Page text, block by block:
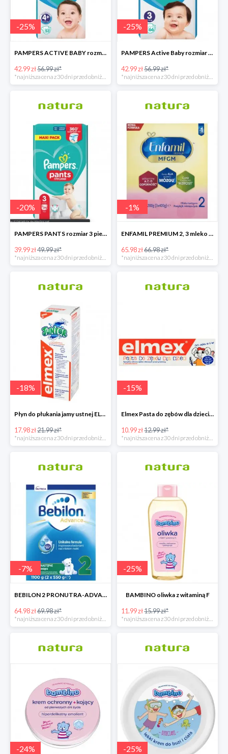
-25%
PAMPERS ACTIVE BABY rozmiar 4+, 53 pieluszki, 10-15kg
42.99 zł56.99 zł*
*najniższa cena z 30 dni przed obniżką
-25%
PAMPERS Active Baby rozmiar 3, 66 pieluszek, 6-10 KG
42.99 zł56.99 zł*
*najniższa cena z 30 dni przed obniżką
-20%
PAMPERS PANTS rozmiar 3 pieluchomajtki
39.99 zł49.99 zł*
-1%
ENFAMIL PREMIUM 2, 3 mleko następne powyżej 6. miesiąca życia 1200 G
65.98 zł66.98 zł*
-18%
Płyn do płukania jamy ustnej ELMEX JUNIOR
17.98 zł21.99 zł*
*najniższa cena z 30 dni przed obniżką
-15%
Elmex Pasta do zębów dla dzieci z aminofluorkiem od 1 ząbka do 6 lat
10.99 zł12.99 zł*
*najniższa cena z 30 dni przed obniżką
-7%
BEBILON 2 PRONUTRA-ADVANCE mleko następne po 6. miesiącu 1100 G
64.98 zł69.98 zł*
-25%
BAMBINO oliwka z witaminą F
11.99 zł15.99 zł*
-24% -25%